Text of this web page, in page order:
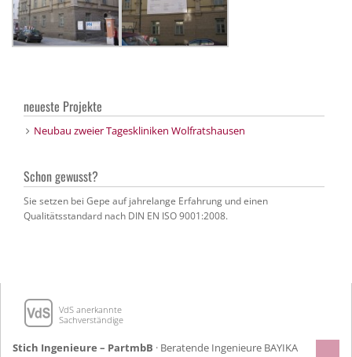
neueste Projekte
Neubau zweier Tageskliniken Wolfratshausen
Schon gewusst?
Sie setzen bei Gepe auf jahrelange Erfahrung und einen
Qualitätsstandard nach DIN EN ISO 9001:2008.
VdS anerkannte
Sachverständige
Stich Ingenieure – PartmbB · Beratende Ingenieure BAYIKA